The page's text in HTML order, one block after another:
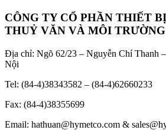
CÔNG TY CỔ PHẦN THIẾT
THUỶ VĂN VÀ MÔI
Địa chỉ: Ngõ 62/23 – Nguyễn Chí Thanh
Nội
Tel: (84-4)38343582 – (84-4)62660233
Fax: (84-4)38355699
Email: hathuan@hymetco.com &